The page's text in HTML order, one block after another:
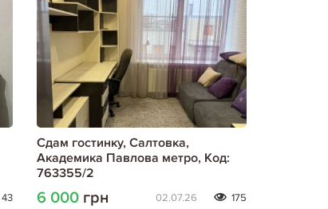
43
Сдам гостинку, Салтовка,
Академика Павлова метро, Код:
763355/2
6 000 грн 02.07.26 175